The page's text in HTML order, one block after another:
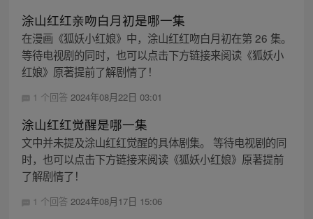
涂山红红亲吻白月初是哪一集
在漫画《狐妖小红娘》中，涂山红红吻白月初在第 26 集。
等待电视剧的同时，也可以点击下方链接来阅读《狐妖小
红娘》原著提前了解剧情了！
1 个回答 2024年08月22日 03:01
涂山红红觉醒是哪一集
文中并未提及涂山红红觉醒的具体剧集。 等待电视剧的同
时，也可以点击下方链接来阅读《狐妖小红娘》原著提前
了解剧情了！
1 个回答 2024年08月17日 15:06